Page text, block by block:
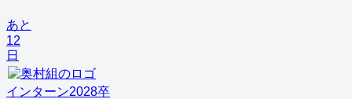
あと
12
日
インターン2028卒